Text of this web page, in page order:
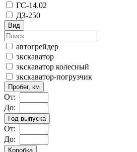
ГС-14.02
ДЗ-250
Вид
автогрейдер
экскаватор
экскаватор колесный
экскаватор-погрузчик
Пробег, км
От:
До:
Год выпуска
От:
До:
Коробка